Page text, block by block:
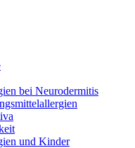
bei Neurodermitis
und Kinder